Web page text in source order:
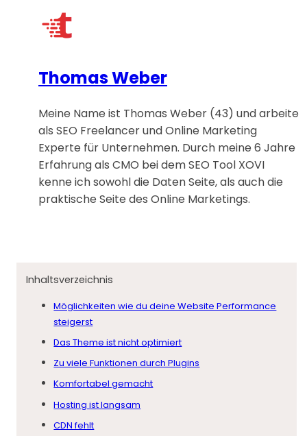
Thomas Weber
Meine Name ist Thomas Weber (43) und arbeite
als SEO Freelancer und Online Marketing
Experte für Unternehmen. Durch meine 6 Jahre
Erfahrung als CMO bei dem SEO Tool XOVI
kenne ich sowohl die Daten Seite, als auch die
praktische Seite des Online Marketings.
Inhaltsverzeichnis
Möglichkeiten wie du deine Website Performance
steigerst
Das Theme ist nicht optimiert
Zu viele Funktionen durch Plugins
Komfortabel gemacht
Hosting ist langsam
CDN fehlt